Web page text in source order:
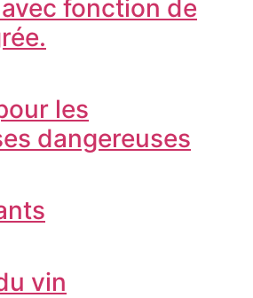
fonction de
les
dangereuses
vin